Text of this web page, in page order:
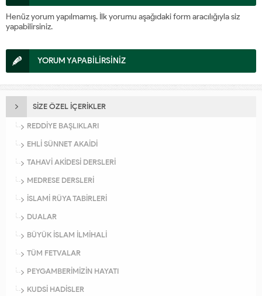
Henüz yorum yapılmamış. İlk yorumu aşağıdaki form aracılığıyla siz
yapabilirsiniz.
YORUM YAPABİLİRSİNİZ
SİZE ÖZEL İÇERİKLER
REDDİYE BAŞLIKLARI
EHLİ SÜNNET AKAİDİ
TAHAVİ AKİDESİ DERSLERİ
MEDRESE DERSLERİ
İSLAMİ RÜYA TABİRLERİ
DUALAR
BÜYÜK İSLAM İLMİHALİ
TÜM FETVALAR
PEYGAMBERİMİZİN HAYATI
KUDSİ HADİSLER